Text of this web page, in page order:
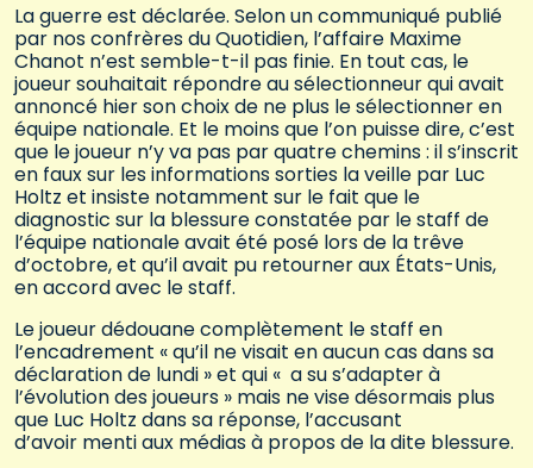
La guerre est déclarée. Selon un communiqué publié
par nos confrères du Quotidien, l’affaire Maxime
Chanot n’est semble-t-il pas finie. En tout cas, le
joueur souhaitait répondre au sélectionneur qui avait
annoncé hier son choix de ne plus le sélectionner en
équipe nationale. Et le moins que l’on puisse dire, c’est
que le joueur n’y va pas par quatre chemins : il s’inscrit
en faux sur les informations sorties la veille par Luc
Holtz et insiste notamment sur le fait que le
diagnostic sur la blessure constatée par le staff de
l’équipe nationale avait été posé lors de la trêve
d’octobre, et qu’il avait pu retourner aux États-Unis,
en accord avec le staff.
Le joueur dédouane complètement le staff en
l’encadrement « qu’il ne visait en aucun cas dans sa
déclaration de lundi » et qui « a su s’adapter à
l’évolution des joueurs » mais ne vise désormais plus
que Luc Holtz dans sa réponse, l’accusant
d’avoir menti aux médias à propos de la dite blessure.